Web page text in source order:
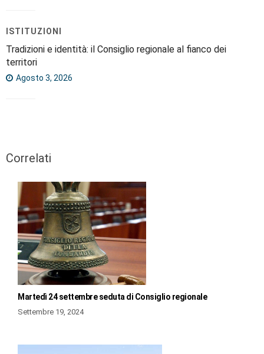
ISTITUZIONI
Tradizioni e identità: il Consiglio regionale al fianco dei
territori
Agosto 3, 2026
Correlati
Martedì 24 settembre seduta di Consiglio regionale
Settembre 19, 2024